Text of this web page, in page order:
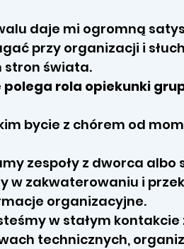
daje mi ogromną
przy organizacji i
stron świata.
polega rola opiekunki
bycie z chórem od
zespoły z dworca albo
w zakwaterowaniu i
organizacyjne.
w stałym
technicznych,